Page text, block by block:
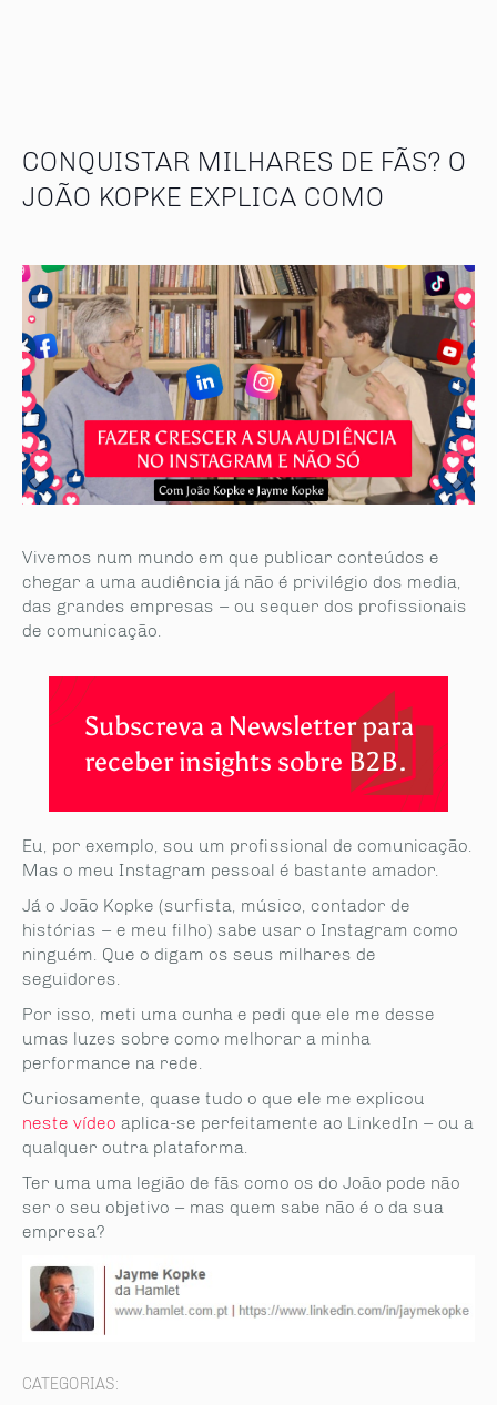
CONQUISTAR MILHARES DE FÃS? O
JOÃO KOPKE EXPLICA COMO
Vivemos num mundo em que publicar conteúdos e
chegar a uma audiência já não é privilégio dos media,
das grandes empresas – ou sequer dos profissionais
de comunicação.
Subscreva a Newsletter para
receber insights sobre B2B.
Eu, por exemplo, sou um profissional de comunicação.
Mas o meu Instagram pessoal é bastante amador.
Já o João Kopke (surfista, músico, contador de
histórias – e meu filho) sabe usar o Instagram como
ninguém. Que o digam os seus milhares de
seguidores.
Por isso, meti uma cunha e pedi que ele me desse
umas luzes sobre como melhorar a minha
performance na rede.
Curiosamente, quase tudo o que ele me explicou
neste vídeo aplica-se perfeitamente ao LinkedIn – ou a
qualquer outra plataforma.
Ter uma uma legião de fãs como os do João pode não
ser o seu objetivo – mas quem sabe não é o da sua
empresa?
CATEGORIAS: